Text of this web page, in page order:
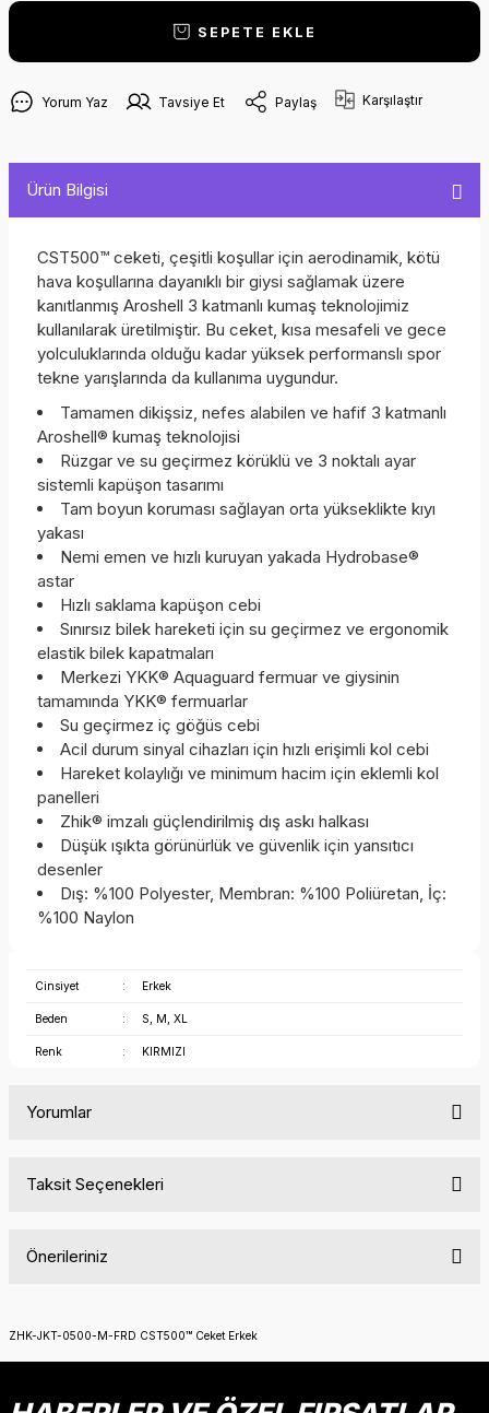
SEPETE EKLE
Yorum Yaz Tavsiye Et Paylaş Karşılaştır
Ürün Bilgisi
CST500™ ceketi, çeşitli koşullar için aerodinamik, kötü
hava koşullarına dayanıklı bir giysi sağlamak üzere
kanıtlanmış Aroshell 3 katmanlı kumaş teknolojimiz
kullanılarak üretilmiştir. Bu ceket, kısa mesafeli ve gece
yolculuklarında olduğu kadar yüksek performanslı spor
tekne yarışlarında da kullanıma uygundur.
Tamamen dikişsiz, nefes alabilen ve hafif 3 katmanlı
Aroshell® kumaş teknolojisi
Rüzgar ve su geçirmez körüklü ve 3 noktalı ayar
sistemli kapüşon tasarımı
Tam boyun koruması sağlayan orta yükseklikte kıyı
yakası
Nemi emen ve hızlı kuruyan yakada Hydrobase®
astar
Hızlı saklama kapüşon cebi
Sınırsız bilek hareketi için su geçirmez ve ergonomik
elastik bilek kapatmaları
Merkezi YKK® Aquaguard fermuar ve giysinin
tamamında YKK® fermuarlar
Su geçirmez iç göğüs cebi
Acil durum sinyal cihazları için hızlı erişimli kol cebi
Hareket kolaylığı ve minimum hacim için eklemli kol
panelleri
Zhik® imzalı güçlendirilmiş dış askı halkası
Düşük ışıkta görünürlük ve güvenlik için yansıtıcı
desenler
Dış: %100 Polyester, Membran: %100 Poliüretan, İç:
%100 Naylon
Cinsiyet : Erkek
Beden : S, M, XL
Renk : KIRMIZI
Yorumlar
Taksit Seçenekleri
Önerileriniz
konularda yetersiz gördüğünüz noktaları öneri formunu
ZHK-JKT-0500-M-FRD CST500™ Ceket Erkek